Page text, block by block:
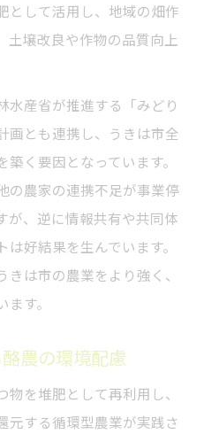
として活用し、地域の畑作
土壌改良や作物の品質向上
水産省が推進する「みどり
画とも連携し、うきは市全
く要因となっています。
の農家の連携不足が事業停
が、逆に情報共有や共同体
好結果を生んでいます。
は市の農業をより強く、
す。
農の環境配慮
を堆肥として再利用し、
元する循環型農業が実践さ